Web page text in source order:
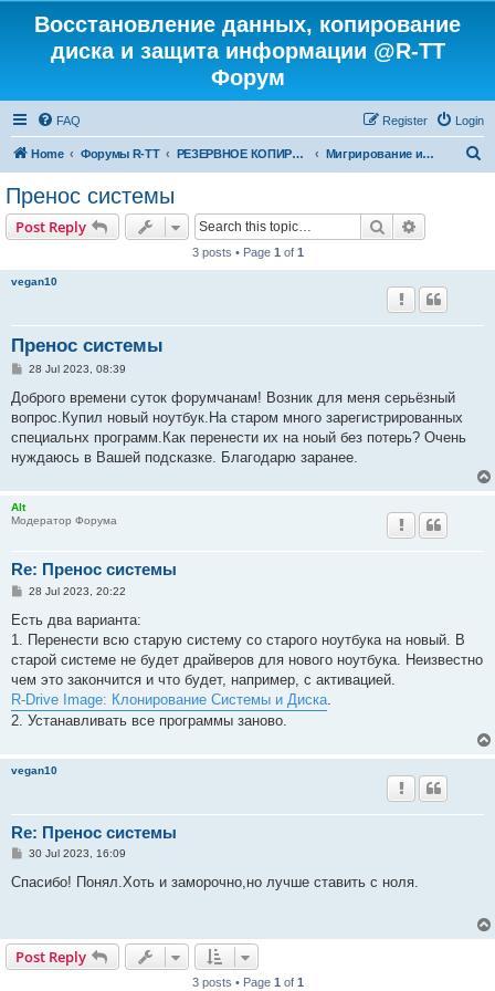
Восстановление данных, копирование
диска и защита информации @R-TT
Форум
FAQ Login
Register
Home Форумы R-TT РЕЗЕРВНОЕ КОПИРОВАНИЕ И ВОССТАНОВЛЕНИЕ СИСТЕМ Мигрирование и Клонирование Систем
Пренос системы
Post Reply Search
3 posts • Page 1 of 1
vegan10
Пренос системы
P
s
28 Jul 2023, 08:39
Доброго времени суток форумчанам! Возник для меня серьёзный
вопрос.Купил новый ноутбук.На старом много зарегистрированных
специальнх программ.Как перенести их на ноый без потерь? Очень
нуждаюсь в Вашей подсказке. Благодарю заранее.
Alt
Модератор Форума
Re: Пренос системы
P
s
28 Jul 2023, 20:22
Есть два варианта:
1. Перенести всю старую систему со старого ноутбука на новый. В
старой системе не будет драйверов для нового ноутбука. Неизвестно
чем это закончится и что будет, например, с активацией.
R-Drive Image: Клонирование Системы и Диска
2. Устанавливать все программы заново.
vegan10
Re: Пренос системы
P
s
30 Jul 2023, 16:09
Спасибо! Понял.Хоть и заморочно,но лучше ставить с ноля.
Post Reply
3 posts • Page 1 of 1